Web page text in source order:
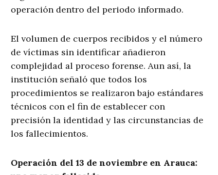
operación dentro del periodo informado.
El volumen de cuerpos recibidos y el número
de víctimas sin identificar añadieron
complejidad al proceso forense. Aun así, la
institución señaló que todos los
procedimientos se realizaron bajo estándares
técnicos con el fin de establecer con
precisión la identidad y las circunstancias de
los fallecimientos.
Operación del 13 de noviembre en Arauca: